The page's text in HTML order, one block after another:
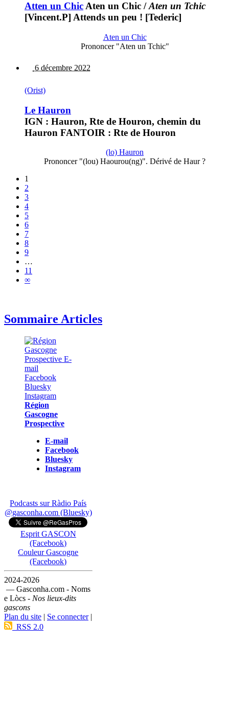
Atten un ChicAten un Chic /Aten un Tchic
[Vincent.P] Attends un peu ! [Tederic]
Aten un Chic
Prononcer "Aten un Tchic"
6 décembre 2022
(Orist)
Le Hauron
IGN : Hauron, Rte de Houron, chemin du
Hauron FANTOIR : Rte de Houron
(lo) Hauron
Prononcer "(lou) Haourou(ng)". Dérivé de Haur ?
1
2
3
4
5
6
7
8
9
…
11
∞
Sommaire Articles
Région
Gascogne
Prospective
E-mail
Facebook
Bluesky
Instagram
Podcasts sur Ràdio País
@gasconha.com (Bluesky)
Esprit GASCON
(Facebook)
Couleur Gascogne
(Facebook)
2024-2026
— Gasconha.com - Noms
e Lòcs - Nos lieux-dits
gascons
Plan du site | Se connecter|
RSS 2.0